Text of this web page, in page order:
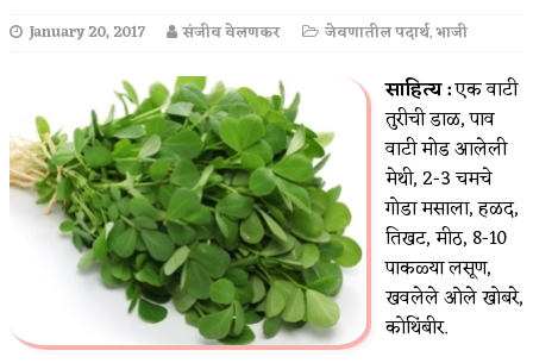
January 20, 2017 संजीव वेलणकर जेवणातील पदार्थ,भाजी
साहित्य :एक वाटी
तुरीची डाळ, पाव
वाटी मोड आलेली
मेथी, 2-3 चमचे
गोडा मसाला, हळद,
तिखट, मीठ, 8-10
पाकळ्या लसूण,
खवलेले ओले खोबरे,
कोथिंबीर.